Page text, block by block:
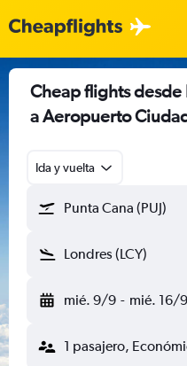
Cheap flights
a Aeropuerto
Ida y vuelta
Punta Cana (PUJ)
Londres (LCY)
mié. 9/9 - mié. 16/9
1 pasajero,